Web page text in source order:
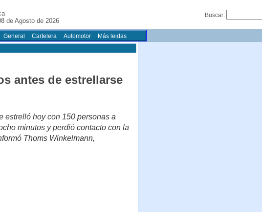
de Agosto de 2026
Buscar:
General Cartelera Automotor Más leidas
antes de estrellarse
estrelló hoy con 150 personas a
minutos y perdió contacto con la
Thoms Winkelmann,